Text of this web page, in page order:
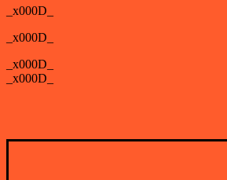
_x000D_
_x000D_
_x000D_
_x000D_